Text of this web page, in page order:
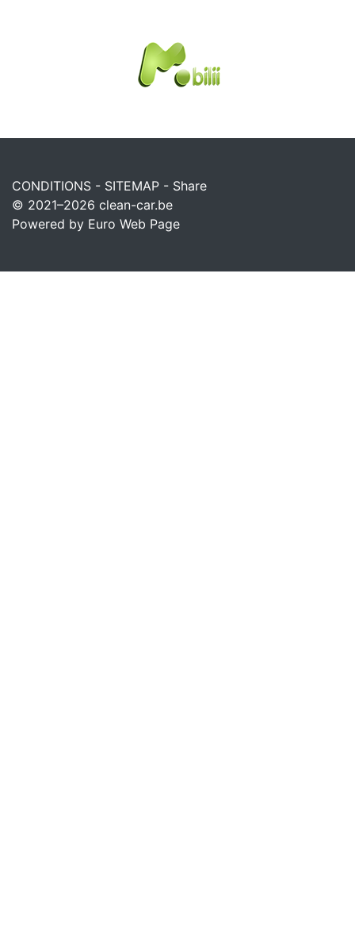
CONDITIONS - SITEMAP - Share
© 2021–2026 clean-car.be
Powered by Euro Web Page